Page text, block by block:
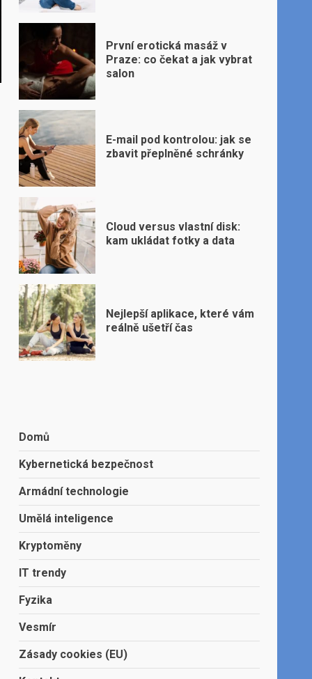
První erotická masáž v
Praze: co čekat a jak vybrat
salon
E-mail pod kontrolou: jak se
zbavit přeplněné schránky
Cloud versus vlastní disk:
kam ukládat fotky a data
Nejlepší aplikace, které vám
reálně ušetří čas
Domů
Kybernetická bezpečnost
Armádní technologie
Umělá inteligence
Kryptoměny
IT trendy
Fyzika
Vesmír
Zásady cookies (EU)